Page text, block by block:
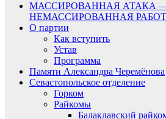
МАССИРОВАННАЯ АТАКА
НЕМАССИРОВАННАЯ
О партии
Как вступить
Устав
Программа
Памяти Александра Черемёнова
Севастопольское отделение
Горком
Райкомы
Балаклавский